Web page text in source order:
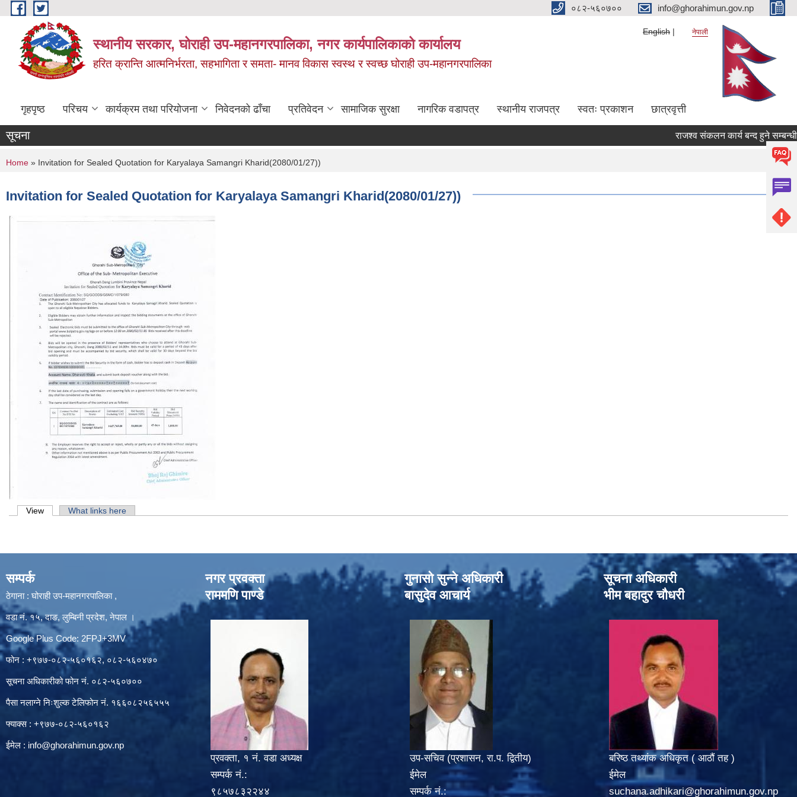
Skip to main content ०८२-५६०७०० info@ghorahimun.gov.np
स्थानीय सरकार, घोराही उप-महानगरपालिका, नगर कार्यपालिकाको कार्यालय
हरित क्रान्ति आत्मनिर्भरता, सहभागिता र समता- मानव विकास स्वस्थ र स्वच्छ घोराही उप-महानगरपालिका
English नेपाली
गृहपृष्ठ परिचय कार्यक्रम तथा परियोजना निवेदनको ढाँचा प्रतिवेदन सामाजिक सुरक्षा नागरिक वडापत्र स्थानीय राजपत्र स्वतः प्रकाशन छात्रवृत्ती
सूचना राजश्व संकलन कार्य बन्द हुने सम्बन्धी
You are here
Home » Invitation for Sealed Quotation for Karyalaya Samangri Kharid(2080/01/27))
Invitation for Sealed Quotation for Karyalaya Samangri Kharid(2080/01/27))
Primary tabs
View (active tab)What links here
सम्पर्क
ठेगाना : घोराही उप-महानगरपालिका ,
वडा नं. १५, दाङ, लुम्बिनी प्रदेश, नेपाल ।
Google Plus Code: 2FPJ+3MV
फोन : +९७७-०८२-५६०१६२, ०८२-५६०४७०
सूचना अधिकारीको फोन नं. ०८२-५६०७००
पैसा नलाग्ने निःशुल्क टेलिफोन नं. १६६०८२५६५५५
फ्याक्स : +९७७-०८२-५६०१६२
ईमेल : info@ghorahimun.gov.np
नगर प्रवक्ता
राममणि पाण्डे
प्रवक्ता, १ नं. वडा अध्यक्ष
सम्पर्क नं.:
९८५७८३२२४४
गुनासो सुन्‍ने अधिकारी
बासुदेव आचार्य
उप-सचिव (प्रशासन, रा.प. द्वितीय)
ईमेल
सम्पर्क नं.:
सूचना अधिकारी
भीम बहादुर चौधरी
बरिष्ठ तथ्यांक अधिकृत ( आठौं तह )
ईमेल
suchana.adhikari@ghorahimun.gov.np